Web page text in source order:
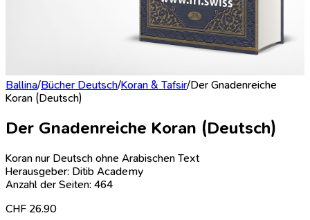
Ballina/Bücher Deutsch/Koran & Tafsir/Der Gnadenreiche
Koran (Deutsch)
Der Gnadenreiche Koran (Deutsch)
Koran nur Deutsch ohne Arabischen Text
Herausgeber: Ditib Academy
Anzahl der Seiten: 464
CHF 26.90